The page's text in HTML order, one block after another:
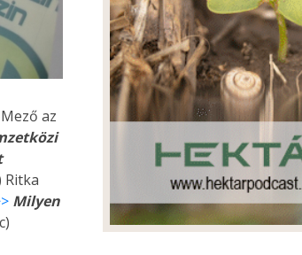
az
Milyen